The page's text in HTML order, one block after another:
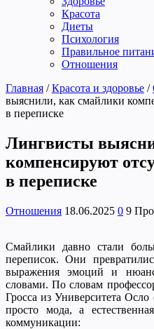
Красота
Диеты
Психология
Правильное
Отношения
Главная / Красота и здоровье /
выяснили, как смайлики
в переписке
Лингвисты
компенсируют
в переписке
Отношения 18.06.2025 0 9
Смайлики давно стали
переписок. Они
выражения эмоций и
словами. По словам
Гросса из Университета
просто мода, а
коммуникации: